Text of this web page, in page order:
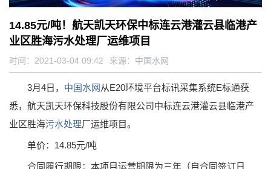
14.85元/吨！航天凯天环保中标连云港灌云县临港产
业区胜海污水处理厂运维项目
时间：2021-03-04 09:42 来源： 中国水网
3月4日， 中国水网 从E20环境平台标讯采集系统E标通获
悉，航天凯天环保科技股份有限公司中标连云港灌云县临港产
业区胜海污水处理厂运维项目。
单价：14.85元/吨
合同履行期限：本项目运营期限为三年（自合同签订日